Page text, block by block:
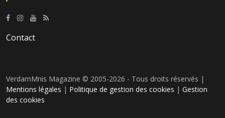
Contact
VerdamMnis Magazine © 2005-2026 - Tous droits réservés |
Mentions légales | Politique de gestion des cookies | Gestion
des cookies